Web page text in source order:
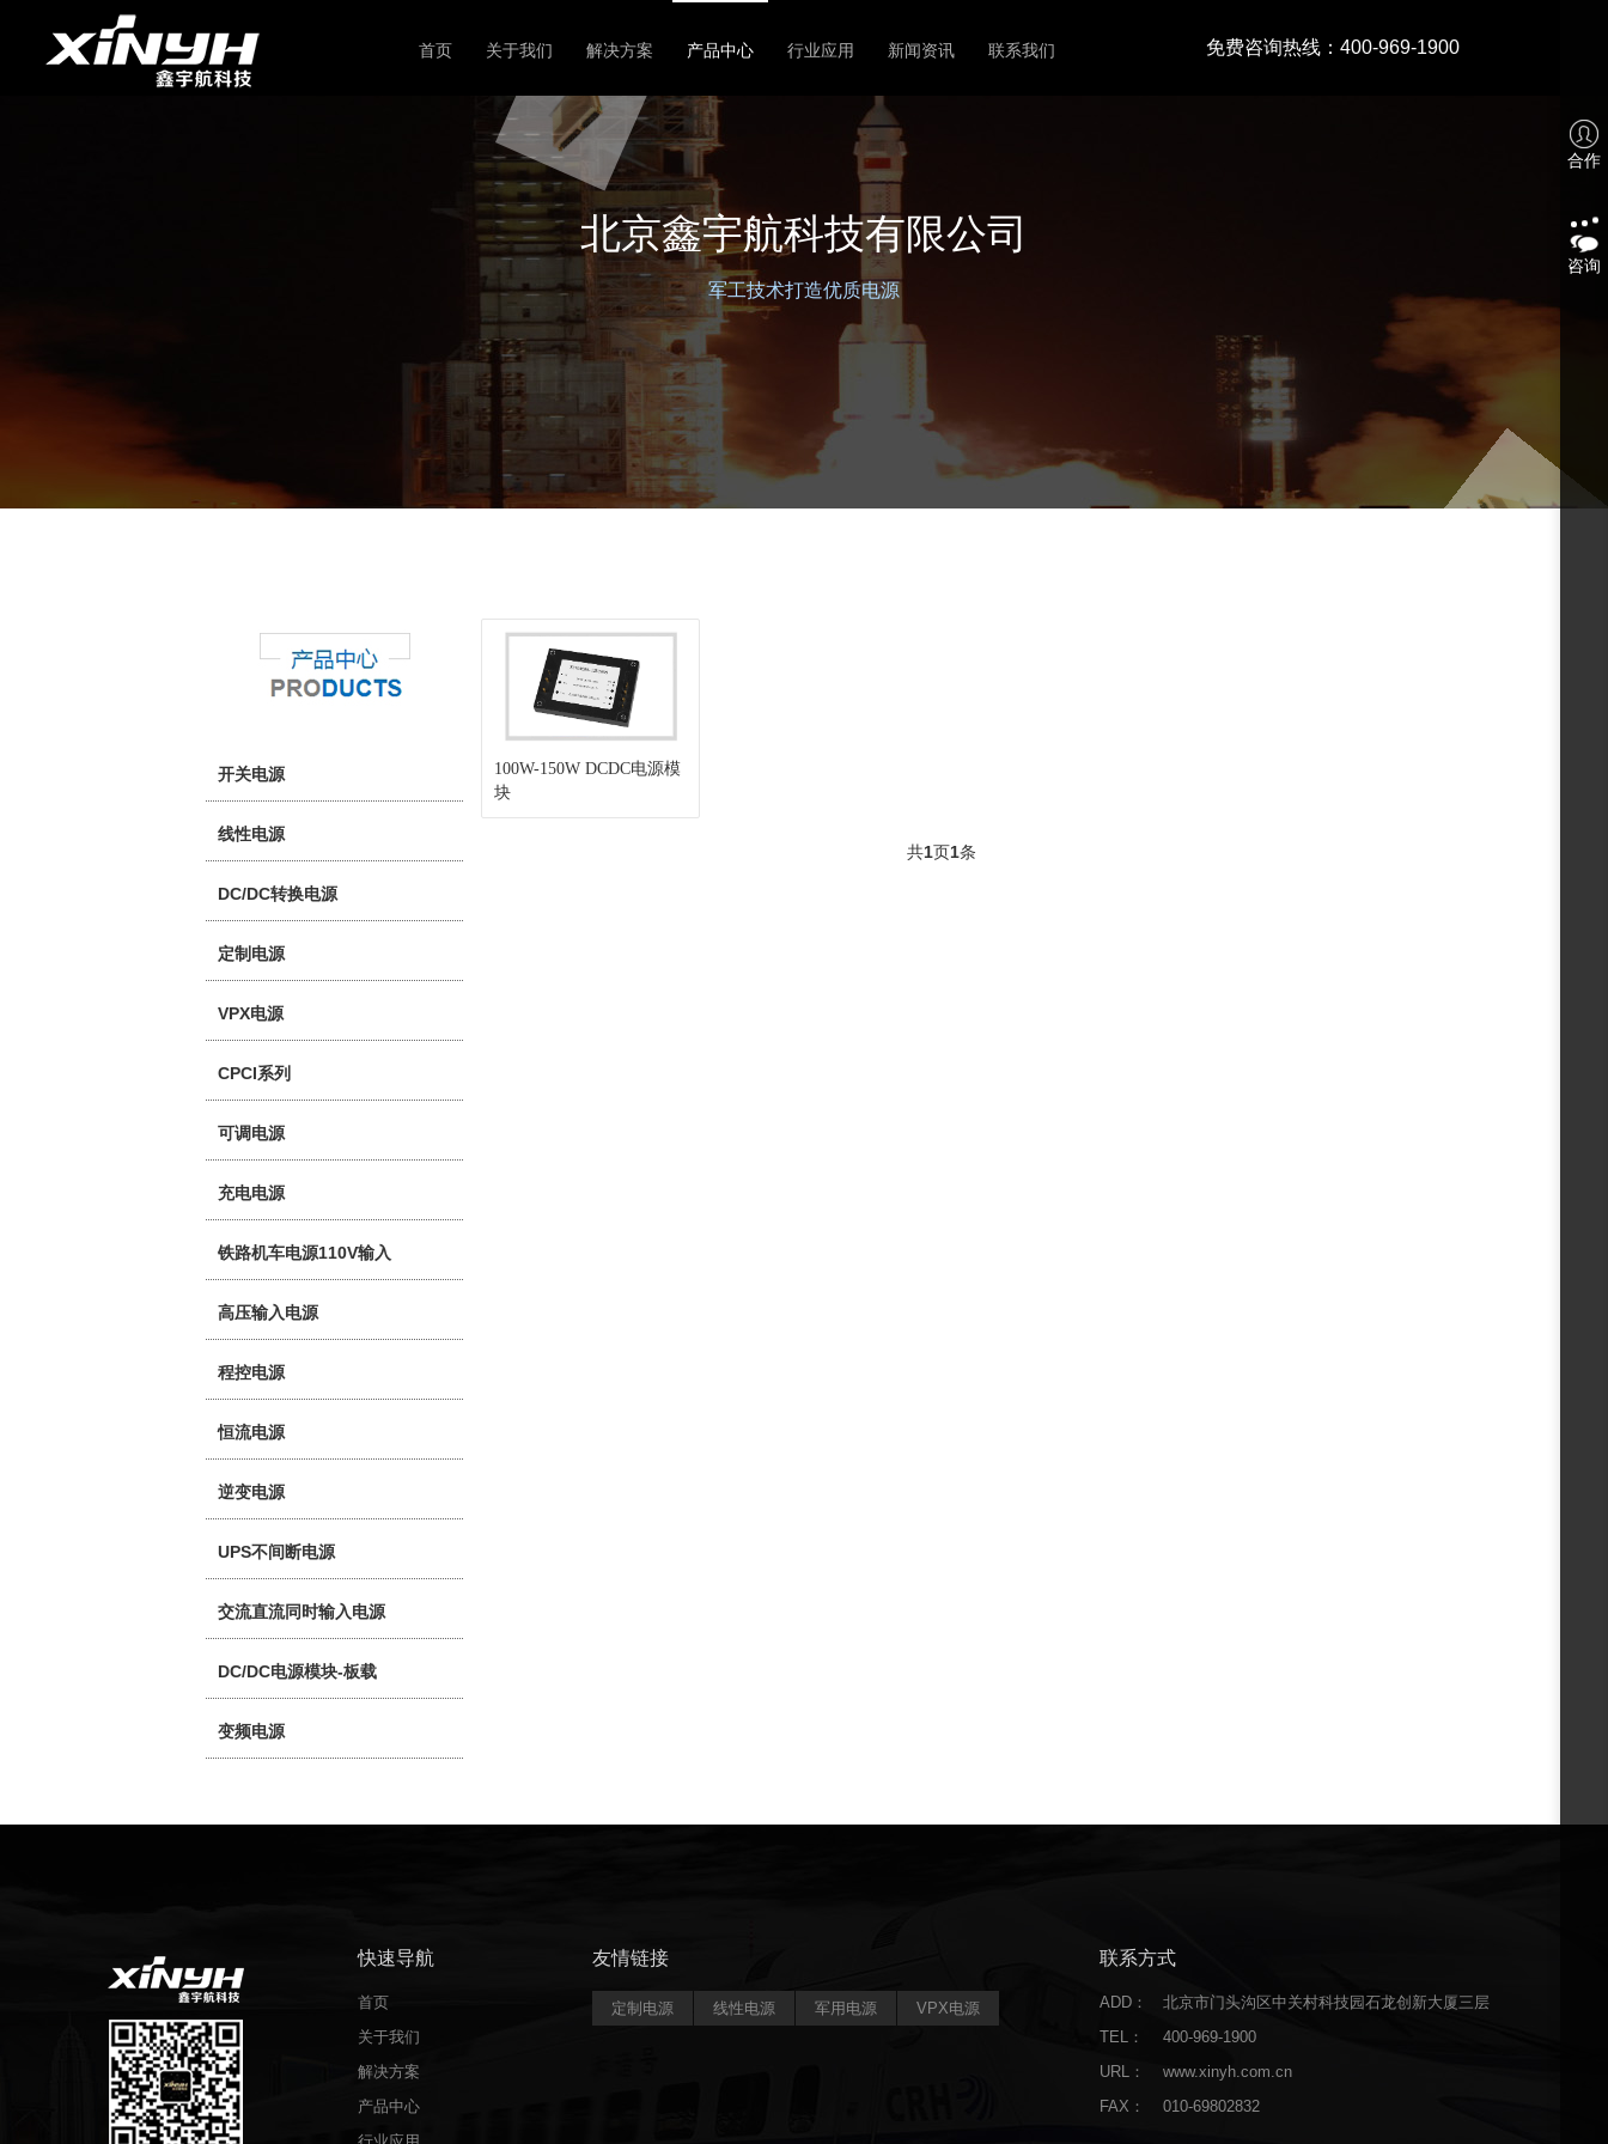
首页 关于我们 解决方案 产品中心 行业应用 新闻资讯 联系我们 免费咨询热线：400-969-1900
合作
咨询
北京鑫宇航科技有限公司
军工技术打造优质电源
开关电源
线性电源
DC/DC转换电源
定制电源
VPX电源
CPCI系列
可调电源
充电电源
铁路机车电源110V输入
高压输入电源
程控电源
恒流电源
逆变电源
UPS不间断电源
交流直流同时输入电源
DC/DC电源模块-板载
变频电源
100W-150W DCDC电源模
块
共1页1条
快速导航
首页
关于我们
解决方案
产品中心
友情链接
定制电源 线性电源 军用电源 VPX电源
联系方式
ADD：
北京市门头沟区中关村科技园石龙创新大厦三层
TEL：
400-969-1900
URL：
www.xinyh.com.cn
FAX：
010-69802832